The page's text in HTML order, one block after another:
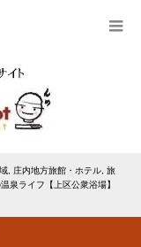
庄内地方旅館・ホテル 旅
泉ライフ【上区公衆浴場】